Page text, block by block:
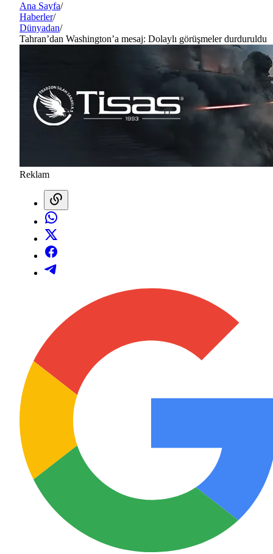
Ana Sayfa/
Haberler/
Dünyadan/
Tahran’dan Washington’a mesaj: Dolaylı görüşmeler durduruldu
Reklam